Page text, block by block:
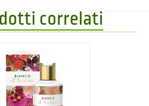
correlati